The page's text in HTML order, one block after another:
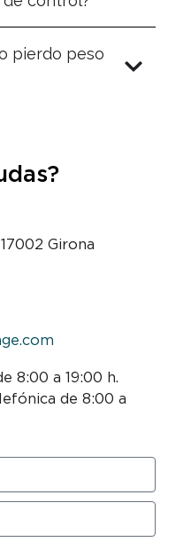
pierdo peso
Girona
8:00 a 19:00 h.
de 8:00 a